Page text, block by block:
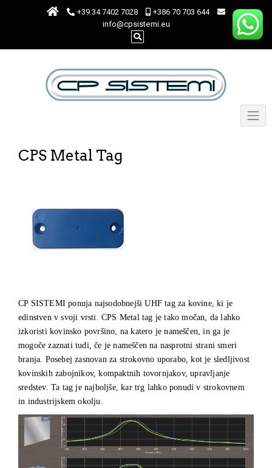
+39 34 7402 7028
+386 70 703 644
info@cpsistemi.eu
CPS Metal Tag
CP SISTEMI ponuja najsodobnejši UHF tag za kovine, ki je
edinstven v svoji vrsti. CPS Metal tag je tako močan, da lahko
izkoristi kovinsko površino, na katero je nameščen, in ga je
mogoče zaznati tudi, če je nameščen na nasprotni strani smeri
branja. Posebej zasnovan za strokovno uporabo, kot je sledljivost
kovinskih zabojnikov, kompaktnih tovornjakov, upravljanje
sredstev. Ta tag je najboljše, kar trg lahko ponudi v strokovnem
in industrijskem okolju.